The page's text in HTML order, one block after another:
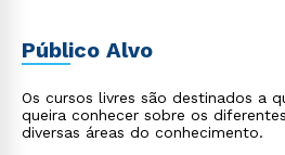
Público Alvo
Os cursos livres são destinados a
queira conhecer sobre os
diversas áreas do conhecimento.